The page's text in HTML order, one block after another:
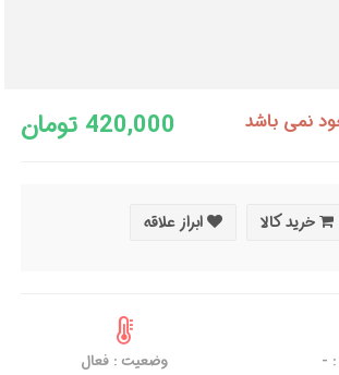
420,000 تومان نمی باشد
خرید کالا ابراز علاقه
:
- وضعیت : فعال